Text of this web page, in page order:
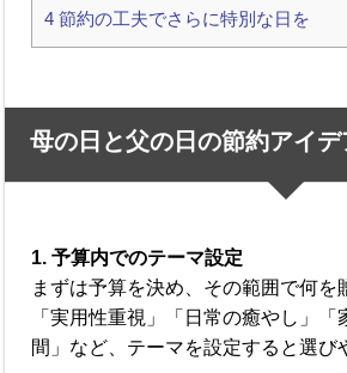
4 節約の工夫でさらに特別な日を
母の日と父の日の節約アイデ
1. 予算内でのテーマ設定
まずは予算を決め、その範囲で何を
「実用性重視」「日常の癒やし」
間」など、テーマを設定すると選び